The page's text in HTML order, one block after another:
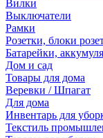
Вилки
Выключатели
Рамки
Розетки, блоки
Батарейки,
Дом и сад
Товары для дома
Веревки / Шпагат
Для дома
Инвентарь для
Текстиль